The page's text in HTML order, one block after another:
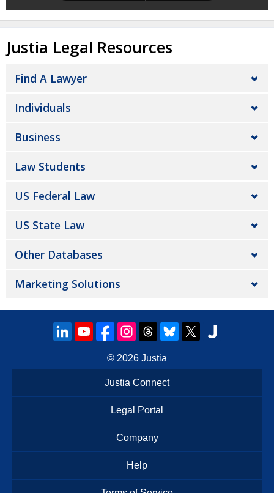
Justia Legal Resources
Find A Lawyer
Individuals
Business
Law Students
US Federal Law
US State Law
Other Databases
Marketing Solutions
© 2026 Justia
Justia Connect
Legal Portal
Company
Help